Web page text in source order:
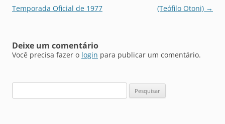
posts
Temporada Oficial de 1977
(Teófilo Otoni) →
Deixe um comentário
Você precisa fazer o login para publicar um comentário.
por: